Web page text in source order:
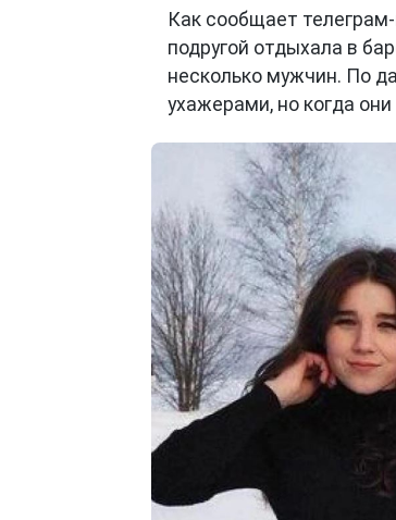
Как сообщает
подругой отдыхала в
несколько мужчин. По
ухажерами, но когда